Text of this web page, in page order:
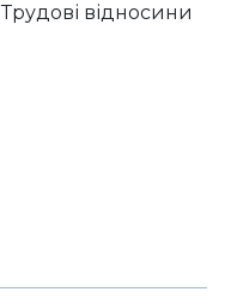
Трудові відносини